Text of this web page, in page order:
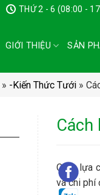
THỨ 2 - 6 (08:00 -
GIỚI THIỆU SẢN
» -Kiến Thức Tưới »
Cách lựa
và chi phí